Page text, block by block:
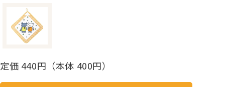
定価 440円（本体 400円）